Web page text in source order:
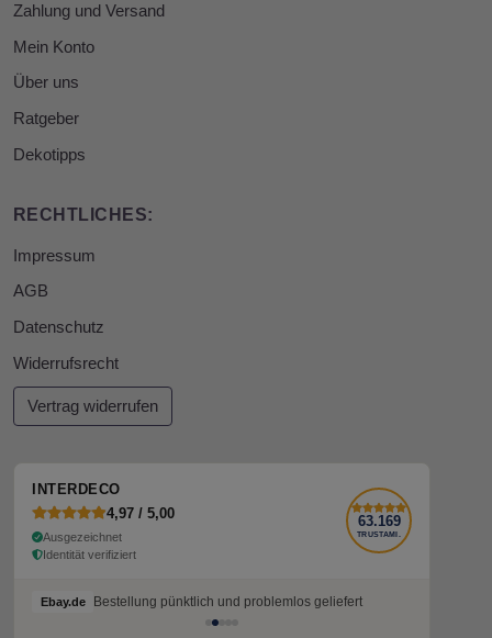
Zahlung und Versand
Mein Konto
Über uns
Ratgeber
Dekotipps
RECHTLICHES:
Impressum
AGB
Datenschutz
Widerrufsrecht
Vertrag widerrufen
INTERDECO
4,97 / 5,00
Ausgezeichnet
Identität verifiziert
63.169
TRUSTAMI.
Ebay.de Bestellung pünktlich und problemlos geliefert
Ebay.de Bestellung pünktlich und problemlos geliefert